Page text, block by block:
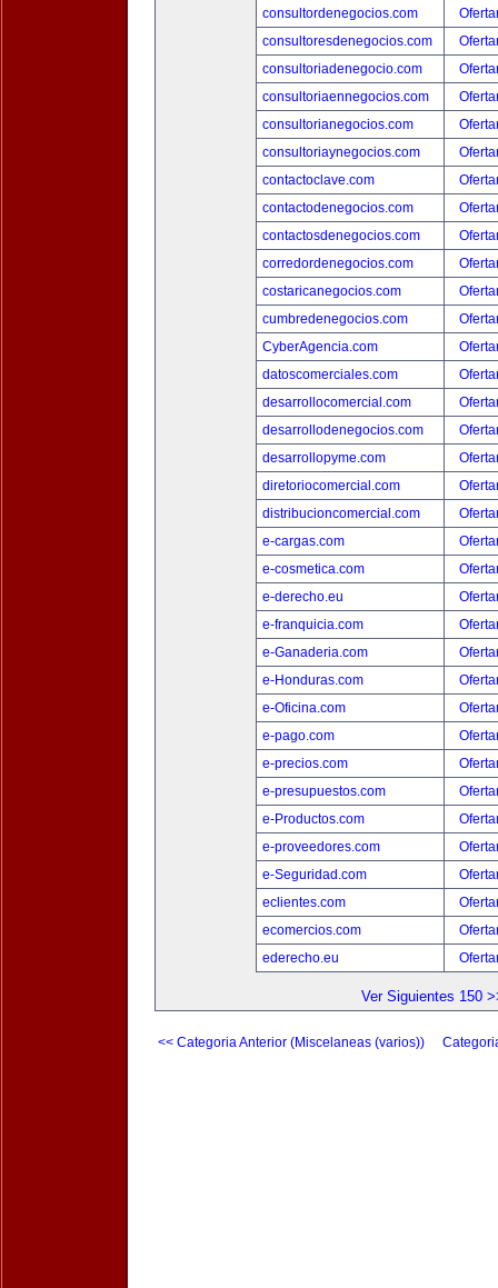
consultordenegocios.com
consultoresdenegocios.com
consultoriadenegocio.com
consultoriaennegocios.com
consultorianegocios.com
consultoriaynegocios.com
contactoclave.com
contactodenegocios.com
contactosdenegocios.com
corredordenegocios.com
costaricanegocios.com
cumbredenegocios.com
CyberAgencia.com
datoscomerciales.com
desarrollocomercial.com
desarrollodenegocios.com
desarrollopyme.com
diretoriocomercial.com
distribucioncomercial.com
e-cargas.com
e-cosmetica.com
e-derecho.eu
e-franquicia.com
e-Ganaderia.com
e-Honduras.com
e-Oficina.com
e-pago.com
e-precios.com
e-presupuestos.com
e-Productos.com
e-proveedores.com
e-Seguridad.com
eclientes.com
ecomercios.com
ederecho.eu
Ver Siguientes 150
<< Categoria Anterior (Miscelaneas (varios))